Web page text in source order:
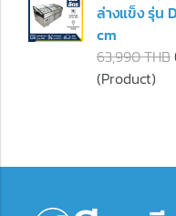
ล่างแข็ง รุ่น
cm
63,990 THB
(Product)